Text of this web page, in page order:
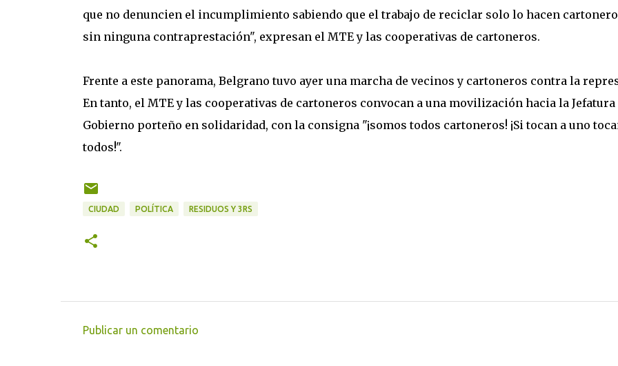
que no denuncien el incumplimiento sabiendo que el trabajo de reciclar solo lo hacen
sin ninguna contraprestación", expresan el MTE y las cooperativas de cartoneros.
Frente a este panorama, Belgrano tuvo ayer una marcha de vecinos y cartoneros contra la
En tanto, el MTE y las cooperativas de cartoneros convocan a una movilización hacia la Jefatura
Gobierno porteño en solidaridad, con la consigna "¡somos todos cartoneros! ¡Si tocan a uno
todos!".
CIUDAD POLÍTICA RESIDUOS Y 3RS
Publicar un comentario